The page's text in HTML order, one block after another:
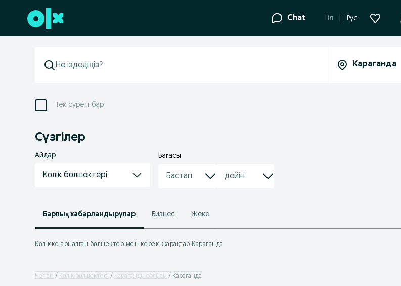
Төменгі деректемеге өту Chat Tіл Рус
Тек суреті бар
Сүзгілер
Айдар
Көлік бөлшектері
Бағасы
Барлық хабарландырулар Бизнес Жеке
Көлікке арналған бөлшектер мен керек-жарақтар Караганда
Негізгі Көлік бөлшектері Қараганды облысы Караганда